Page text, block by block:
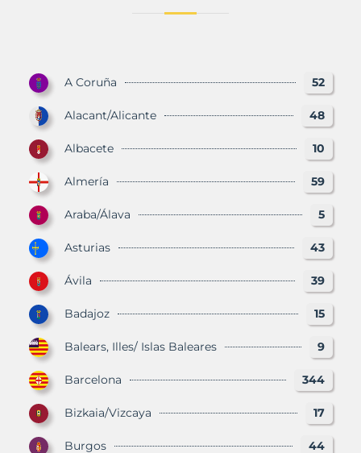
A Coruña 52
Alacant/Alicante 48
Albacete 10
Almería 59
Araba/Álava 5
Asturias 43
Ávila 39
Badajoz 15
Balears, Illes/ Islas Baleares 9
Barcelona 344
Bizkaia/Vizcaya 17
Burgos 44